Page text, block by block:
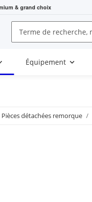
& grand choix
Équipement
Pièces détachées remorque